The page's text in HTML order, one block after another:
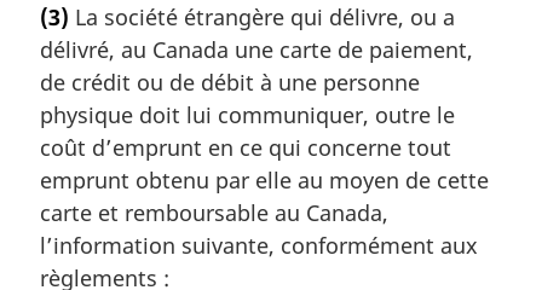
t
e
m
r
g
i
n
a
(3) La société étrangère qui délivre, ou a
délivré, au Canada une carte de paiement,
de crédit ou de débit à une personne
physique doit lui communiquer, outre le
coût d’emprunt en ce qui concerne tout
emprunt obtenu par elle au moyen de cette
carte et remboursable au Canada,
l’information suivante, conformément aux
règlements :